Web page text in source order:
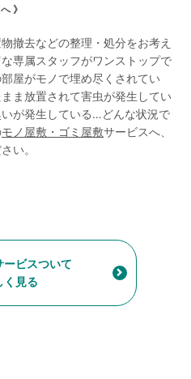
》
撤去などの整理・処分をお考え
専属スタッフがワンストップで
屋がモノで埋め尽くされてい
ま放置されて害虫が発生してい
が発生している…どんな状況で
モノ屋敷・ ゴミ屋敷サービスへ、
い。
ービスついて
く見る